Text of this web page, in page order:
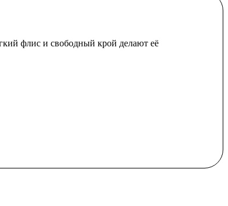
флис и свободный крой делают её